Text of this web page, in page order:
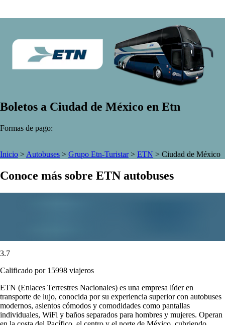
Boletos a Ciudad de México en Etn
Formas de pago:
Inicio > Autobuses > Grupo Etn-Turistar> ETN > Ciudad de México
Conoce más sobre ETN autobuses
3.7
Calificado por 15998 viajeros
ETN (Enlaces Terrestres Nacionales) es una empresa líder en
transporte de lujo, conocida por su experiencia superior con autobuses
modernos, asientos cómodos y comodidades como pantallas
individuales, WiFi y baños separados para hombres y mujeres. Operan